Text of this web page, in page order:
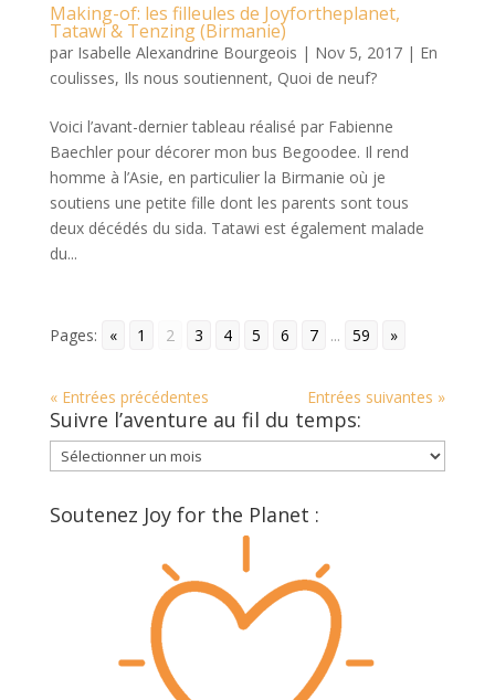
Making-of: les filleules de Joyfortheplanet,
Tatawi & Tenzing (Birmanie)
par Isabelle Alexandrine Bourgeois | Nov 5, 2017| En
coulisses, Ils nous soutiennent, Quoi de neuf?
Voici l’avant-dernier tableau réalisé par Fabienne
Baechler pour décorer mon bus Begoodee. Il rend
homme à l’Asie, en particulier la Birmanie où je
soutiens une petite fille dont les parents sont tous
deux décédés du sida. Tatawi est également malade
du...
Pages: « 1 2 3 4 5 6 7 ... 59 »
« Entrées précédentes Entrées suivantes »
Suivre l’aventure au fil du temps:
Suivre
l’aventure
au
fil
Soutenez Joy for the Planet :